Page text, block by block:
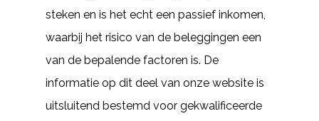
steken en is het echt een passief inkomen,
waarbij het risico van de beleggingen een
van de bepalende factoren is. De
informatie op dit deel van onze website is
uitsluitend bestemd voor gekwalificeerde